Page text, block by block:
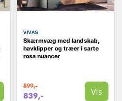
VIVAS
Skærmvæg med landskab,
havklipper og træer i sarte
rosa nuancer
899,-
839,- Vis